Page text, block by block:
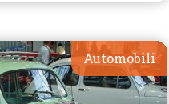
Automobili